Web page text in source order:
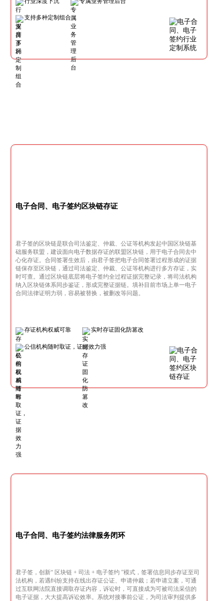
支持多种定制组合
电子合同、电子签约区块链存证
君子签的区块链是联合司法鉴定、仲裁、公证等机构发起中国区块链基
础服务联盟，建设面向电子数据存证的联盟区块链，用于电子合同去中
心化存证。合同签署生效后，由君子签把电子合同签署过程形成的证据
链保存至区块链，通过司法鉴定、仲裁、公证等机构进行多方存证，实
时可查。通过区块链底层将电子签约全过程证据完整记录，将司法机构
纳入区块链体系同步鉴证，形成完整证据链。填补目前市场上单一电子
合同法律证明力弱，容易被替换，被删改等问题。
存证机构权威可靠 实时存证固化防篡改
公信机构随时取证，证据效力强
电子合同、电子签约法律服务闭环
君子签，创新“ 区块链 + 司法 + 电子签约 ”模式，签署信息同步存证至司
法机构，若遇纠纷支持在线出存证公证、申请仲裁；若申请立案，可通
过互联网法院直接调取存证内容，诉讼时，可直接成为可被司法采信的
电子证据，大大提高诉讼效率。系统对接事前公证，为司法审判提供多